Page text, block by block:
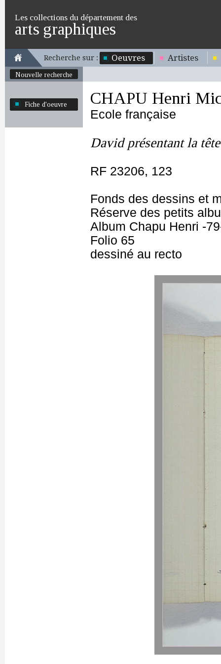
Les collections du département des
arts graphiques
Recherche sur : Oeuvres Artistes
Nouvelle recherche
Fiche d'oeuvre CHAPU Henri
Ecole française
David présentant la
RF 23206, 123
Fonds des dessins et
Réserve des petits
Album Chapu Henri -
Folio 65
dessiné au recto